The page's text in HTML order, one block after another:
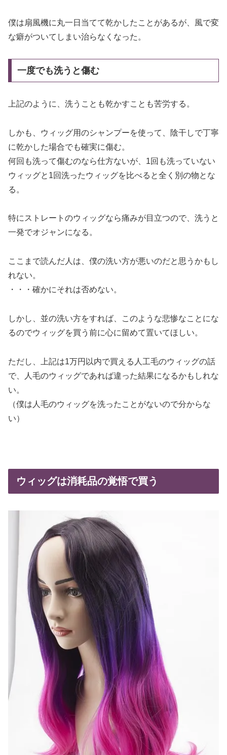
僕は扇風機に丸一日当てて乾かしたことがあるが、風で変
な癖がついてしまい治らなくなった。
一度でも洗うと傷む
上記のように、洗うことも乾かすことも苦労する。
しかも、ウィッグ用のシャンプーを使って、陰干しで丁寧
に乾かした場合でも確実に傷む。
何回も洗って傷むのなら仕方ないが、1回も洗っていない
ウィッグと1回洗ったウィッグを比べると全く別の物とな
る。
特にストレートのウィッグなら痛みが目立つので、洗うと
一発でオジャンになる。
ここまで読んだ人は、僕の洗い方が悪いのだと思うかもし
れない。
・・・確かにそれは否めない。
しかし、並の洗い方をすれば、このような悲惨なことにな
るのでウィッグを買う前に心に留めて置いてほしい。
ただし、上記は1万円以内で買える人工毛のウィッグの話
で、人毛のウィッグであれば違った結果になるかもしれな
い。
（僕は人毛のウィッグを洗ったことがないので分からな
い）
ウィッグは消耗品の覚悟で買う